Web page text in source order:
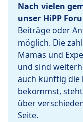
Nach vielen
unser HiPP
Beiträge oder
möglich. Die
Mamas und
und sind
auch künftig die
bekommst,
über
Seite.